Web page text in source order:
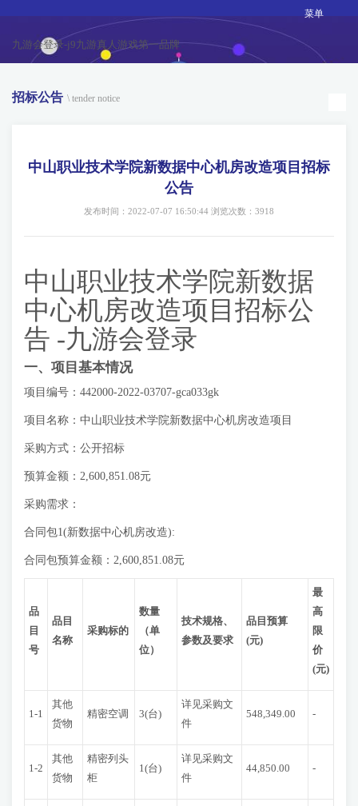
九游会登录-j9九游真人游戏第一品牌
菜单
招标公告 \ tender notice
中山职业技术学院新数据中心机房改造项目招标
公告
发布时间：2022-07-07 16:50:44 浏览次数：3918
中山职业技术学院新数据
中心机房改造项目招标公
告 -九游会登录
一、项目基本情况
项目编号：442000-2022-03707-gca033gk
项目名称：中山职业技术学院新数据中心机房改造项目
采购方式：公开招标
预算金额：2,600,851.08元
采购需求：
合同包1(新数据中心机房改造):
合同包预算金额：2,600,851.08元
品
目
号
品目
名称
采购标的
数量
（单
位）
技术规格、
参数及要求
品目预算
(元)
最
高
限
价
(元)
1-1
其他
货物
精密空调 3(台)
详见采购文
件
548,349.00 -
1-2
其他
货物
精密列头
柜
1(台)
详见采购文
件
44,850.00 -